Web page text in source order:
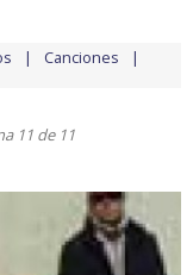
Canciones
11 de 11